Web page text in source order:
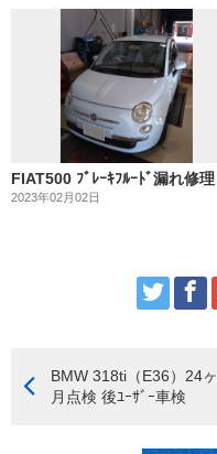
FIAT500 ﾌﾞﾚｰｷﾌﾙｰﾄﾞ漏れ修理
2023年02月02日
BMW 318ti（E36）24ヶ
月点検 後ﾕｰｻﾞｰ車検